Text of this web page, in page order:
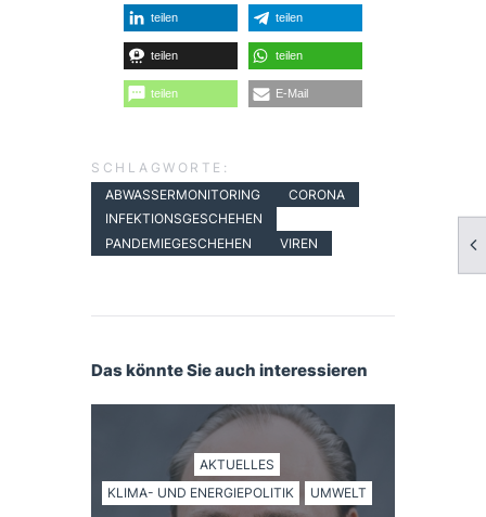
teilen teilen
teilen teilen
teilen E-Mail
SCHLAGWORTE:
ABWASSERMONITORING
CORONA
INFEKTIONSGESCHEHEN
PANDEMIEGESCHEHEN
VIREN
Das könnte Sie auch interessieren
AKTUELLES
KLIMA- UND ENERGIEPOLITIK
UMWELT